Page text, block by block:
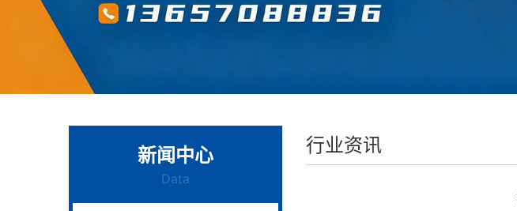
新闻中心
Data
行业资讯